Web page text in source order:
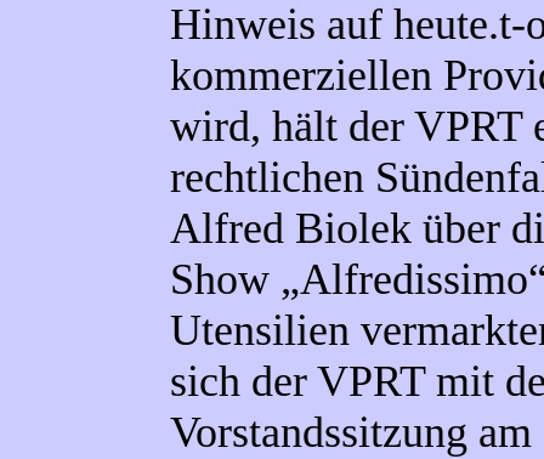
Hinweis auf heute.t-
kommerziellen
wird, hält der VPRT
rechtlichen
Alfred Biolek über
Show
Utensilien
sich der VPRT mit
Vorstandssitzung